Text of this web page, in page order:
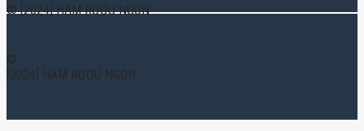
© [2024] HẦM RƯỢU NGON
©
[2024] HẦM RƯỢU NGON